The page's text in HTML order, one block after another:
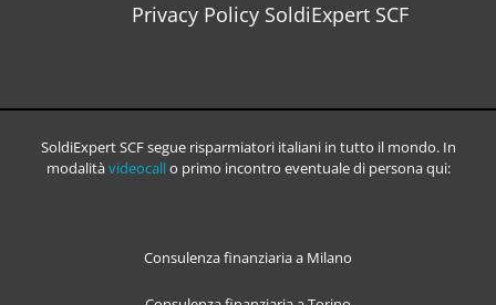
Privacy Policy SoldiExpert SCF
SoldiExpert SCF segue risparmiatori italiani in tutto il mondo. In
modalitàvideocallo primo incontro eventuale di persona qui:
Consulenza finanziaria a Milano